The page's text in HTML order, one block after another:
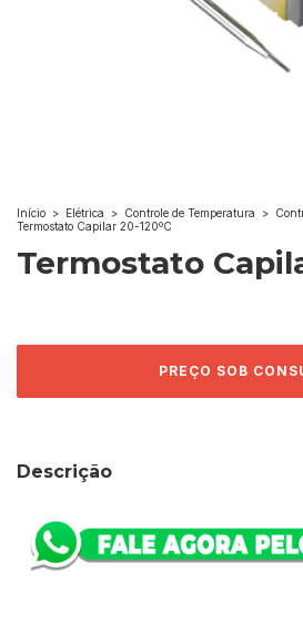
Início > Elétrica > Controle de Temperatura >
Termostato Capilar 20-120ºC
Termostato
Descrição